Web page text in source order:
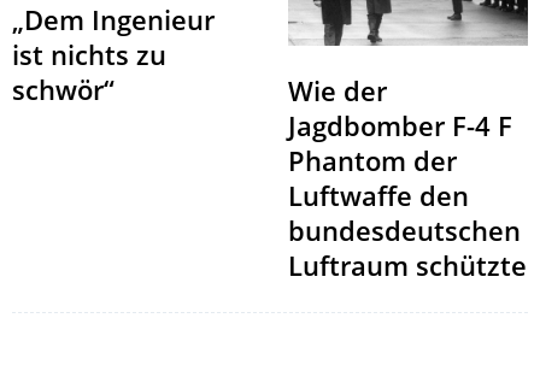
„Dem Ingenieur
ist nichts zu
schwör“
Wie der
Jagdbomber F-4 F
Phantom der
Luftwaffe den
bundesdeutschen
Luftraum schützte